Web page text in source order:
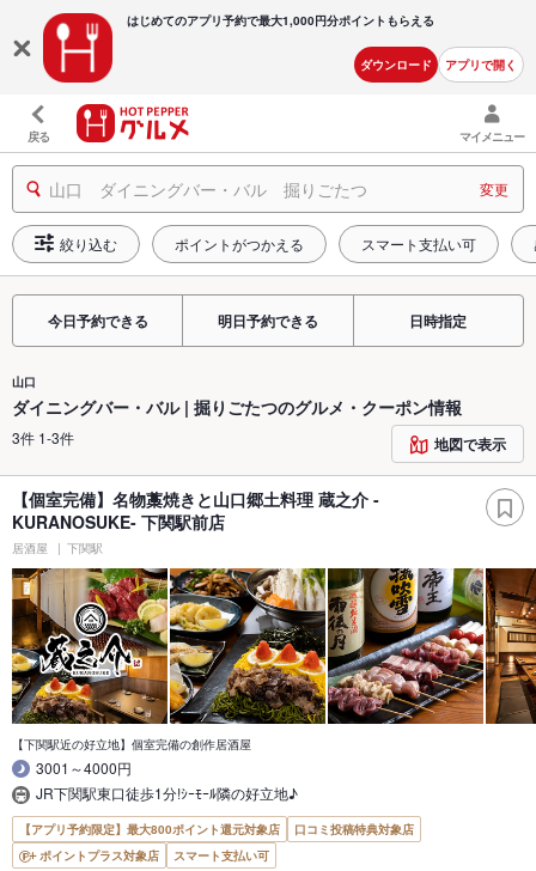
はじめてのアプリ予約で最大1,000円分ポイントもらえる
ダウンロード アプリで開く
戻る マイメニュー
山口 ダイニングバー・バル 掘りごたつ 変更
絞り込む ポイントがつかえる スマート支払い可
今日予約できる 明日予約できる 日時指定
山口
ダイニングバー・バル | 掘りごたつのグルメ・クーポン情報
3件 1-3件 地図で表示
【個室完備】名物藁焼きと山口郷土料理 蔵之介 -
KURANOSUKE- 下関駅前店
居酒屋 下関駅
【下関駅近の好立地】個室完備の創作居酒屋
3001～4000円
JR下関駅東口徒歩1分!ｼｰﾓｰﾙ隣の好立地♪
【アプリ予約限定】最大800ポイント還元対象店
口コミ投稿特典対象店
ポイントプラス対象店
スマート支払い可